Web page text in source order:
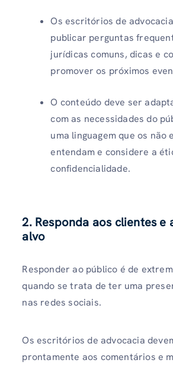
Os escritórios de
publicar perguntas
jurídicas comuns, dicas e
promover os próximos
O conteúdo deve ser
com as necessidades do
uma linguagem que os não
entendam e considere a
confidencialidade.
2. Responda aos clientes e
alvo
Responder ao público é de
quando se trata de ter uma
nas redes sociais.
Os escritórios de advocacia
prontamente aos comentários e